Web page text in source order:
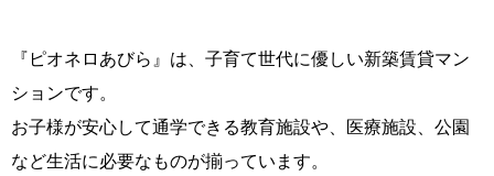
『ピオネロあびら』は、子育て世代に優しい新築賃貸マン
ションです。
お子様が安心して通学できる教育施設や、医療施設、公園
など生活に必要なものが揃っています。